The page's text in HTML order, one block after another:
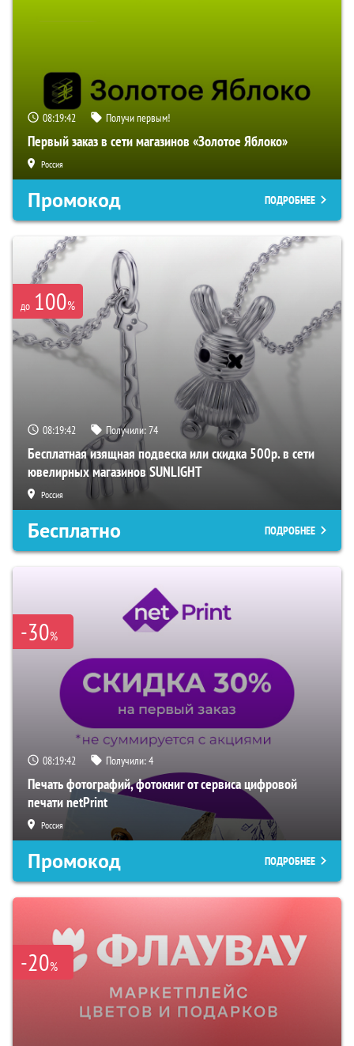
08:19:41 Получи первым!
Первый заказ в сети магазинов «Золотое Яблоко»
Россия
Промокод ПОДРОБНЕЕ
до 100%
08:19:41 Получили:74
Бесплатная изящная подвеска или скидка 500р. в сети
ювелирных магазинов SUNLIGHT
Россия
Бесплатно ПОДРОБНЕЕ
-30%
08:19:41 Получили:4
Печать фотографий, фотокниг от сервиса цифровой
печати netPrint
Россия
Промокод ПОДРОБНЕЕ
-20%